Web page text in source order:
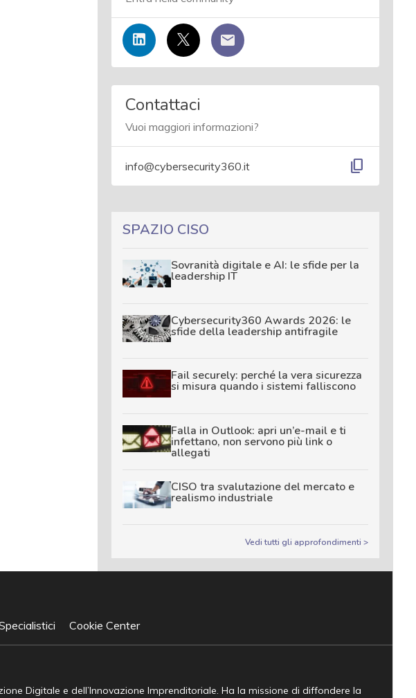
Contattaci
Vuoi maggiori informazioni?
info@cybersecurity360.it content_copy
SPAZIO CISO
Sovranità digitale e AI: le sfide per la
leadership IT
Cybersecurity360 Awards 2026: le
sfide della leadership antifragile
Fail securely: perché la vera sicurezza
si misura quando i sistemi falliscono
Falla in Outlook: apri un’e-mail e ti
infettano, non servono più link o
allegati
CISO tra svalutazione del mercato e
realismo industriale
Vedi tutti gli approfondimenti >
Cookie Center
Digitale e dell’Innovazione Imprenditoriale. Ha la missione di diffondere la